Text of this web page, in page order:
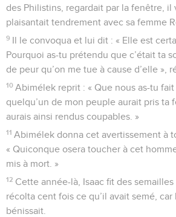
des Philistins, regardait par la fenêtre, il
plaisantait tendrement avec sa femme
9 Il le convoqua et lui dit : « Elle est
Pourquoi as-tu prétendu que c’était ta
de peur qu’on me tue à cause d’elle »,
10 Abimélek reprit : « Que nous as-tu fait
quelqu’un de mon peuple aurait pris ta
aurais ainsi rendus coupables. »
11 Abimélek donna cet avertissement à
« Quiconque osera toucher à cet
mis à mort. »
12 Cette année-là, Isaac fit des
récolta cent fois ce qu’il avait semé,
bénissait.